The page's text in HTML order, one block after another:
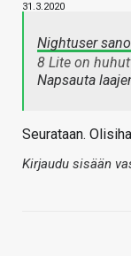
31.3.2020
Nightuser
8 Lite on
Napsauta
Seurataan.
Kirjaudu sisään